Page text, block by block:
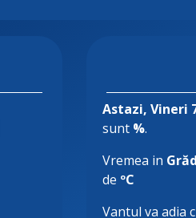
Astazi, Vineri
sunt %.
Vremea in
de ºC
Vantul va adia